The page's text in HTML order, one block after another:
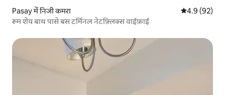
Pasay में निजी कमरा औसत रेटिंग 5 में
4.9 (92)
रूम शेय बाथ पासे बस टर्मिनल नेटफ़्लिक्स वाईफ़ाई